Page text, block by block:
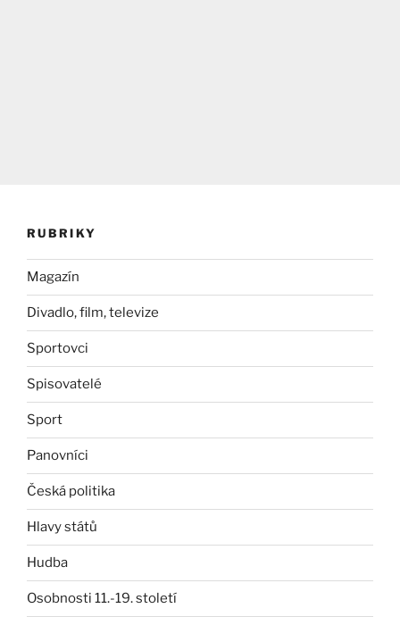
RUBRIKY
Magazín
Divadlo, film, televize
Sportovci
Spisovatelé
Sport
Panovníci
Česká politika
Hlavy států
Hudba
Osobnosti 11.-19. století